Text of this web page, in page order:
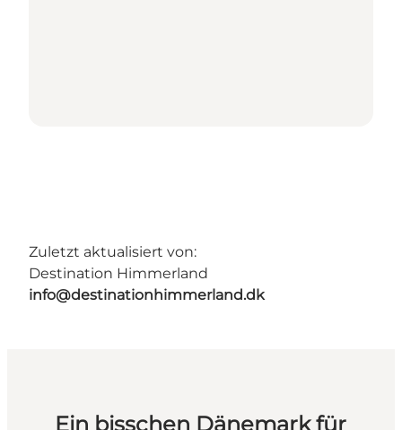
Zuletzt aktualisiert von:
Destination Himmerland
info@destinationhimmerland.dk
Ein bisschen Dänemark für